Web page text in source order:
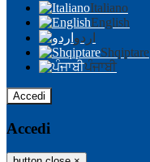
Italiano
English
اردو
Shqiptare
ਪੰਜਾਬੀ
Accedi
Accedi